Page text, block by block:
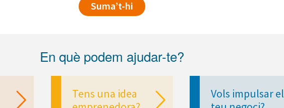
Suma’t-hi
En què podem ajudar-te?
Tens una idea
Vols impulsar el